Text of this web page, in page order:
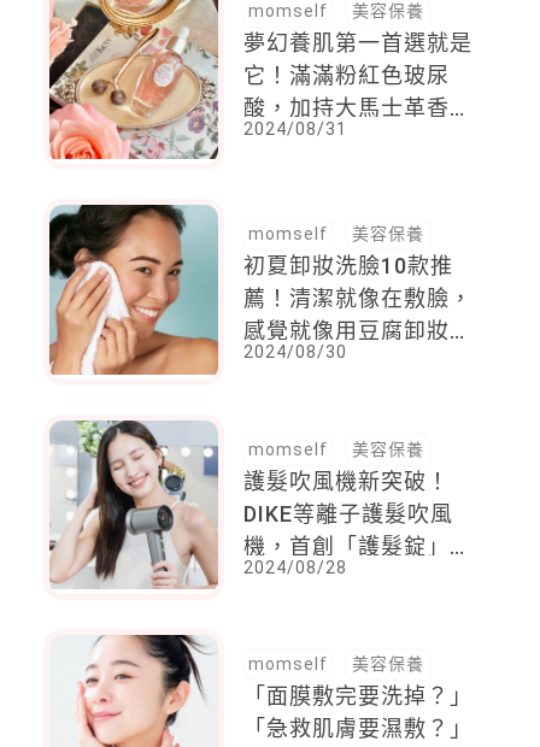
momself 美容保養
夢幻養肌第一首選就是
它！滿滿粉紅色玻尿
酸，加持大馬士革香
氛，肌膚真的太幸福
2024/08/31
momself 美容保養
初夏卸妝洗臉10款推
薦！清潔就像在敷臉，
感覺就像用豆腐卸妝超
舒服就用這一款
2024/08/30
momself 美容保養
護髮吹風機新突破！
DIKE等離子護髮吹風
機，首創「護髮錠」裝
在機身裡，邊吹髮就能
2024/08/28
momself 美容保養
「面膜敷完要洗掉？」
「急救肌膚要濕敷？」